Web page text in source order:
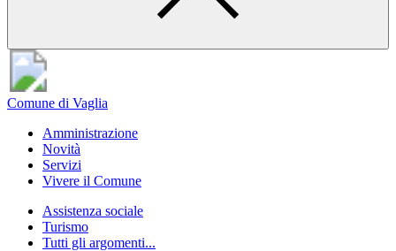
Comune di Vaglia
Amministrazione
Novità
Servizi
Vivere il Comune
Assistenza sociale
Turismo
Tutti gli argomenti...